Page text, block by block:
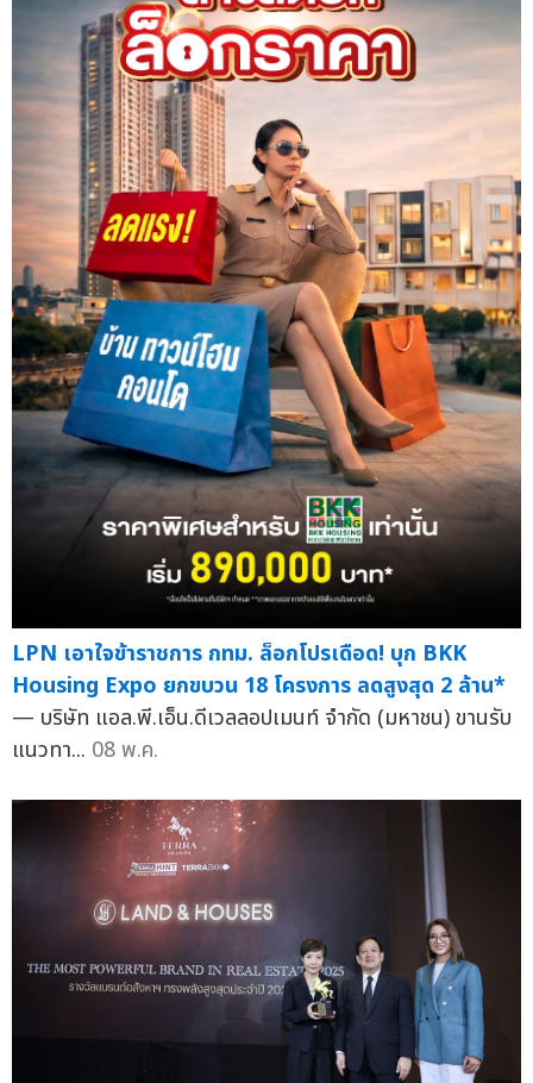
LPN เอาใจข้าราชการ กทม. ล็อกโปรเดือด! บุก BKK
Housing Expo ยกขบวน 18 โครงการ ลดสูงสุด 2 ล้าน*
— บริษัท แอล.พี.เอ็น.ดีเวลลอปเมนท์ จำกัด (มหาชน) ขานรับ
แนวทา... 08 พ.ค.